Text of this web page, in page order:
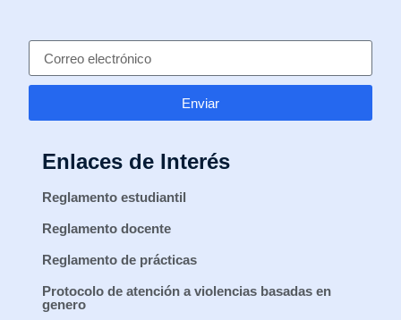
Enviar
Enlaces de Interés
Reglamento estudiantil
Reglamento docente
Reglamento de prácticas
Protocolo de atención a violencias basadas en
genero